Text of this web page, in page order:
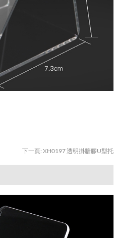
下一頁: XH0197 透明掛牆膠U型托